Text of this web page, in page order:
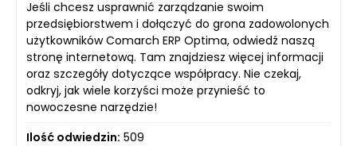
Jeśli chcesz usprawnić zarządzanie swoim
przedsiębiorstwem i dołączyć do grona zadowolonych
użytkowników Comarch ERP Optima, odwiedź naszą
stronę internetową. Tam znajdziesz więcej informacji
oraz szczegóły dotyczące współpracy. Nie czekaj,
odkryj, jak wiele korzyści może przynieść to
nowoczesne narzędzie!
Ilość odwiedzin: 509